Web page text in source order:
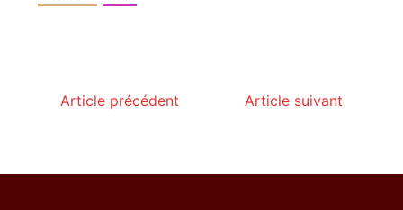
Article précédent Article suivant